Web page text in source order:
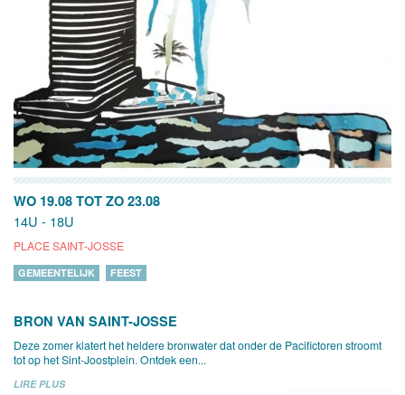
WO 19.08 TOT ZO 23.08
14U - 18U
PLACE SAINT-JOSSE
GEMEENTELIJK FEEST
BRON VAN SAINT-JOSSE
Deze zomer klatert het heldere bronwater dat onder de Pacifictoren stroomt
tot op het Sint-Joostplein. Ontdek een...
LIRE PLUS